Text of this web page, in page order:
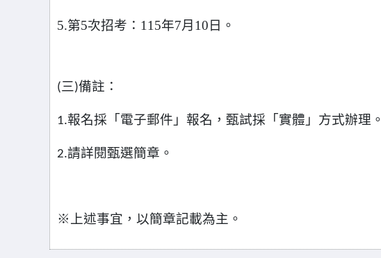
5.第5次招考：115年7月10日。
(三)備註：
1.報名採「電子郵件」報名，甄試採「實體」方式辦理。
2.請詳閱甄選簡章。
※ 上述事宜，以簡章記載為主。